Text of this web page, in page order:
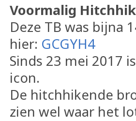
Voormalig
Deze TB was bijna
hier: GCGYH4
Sinds 23 mei 2017
icon.
De hitchhikende
zien wel waar het